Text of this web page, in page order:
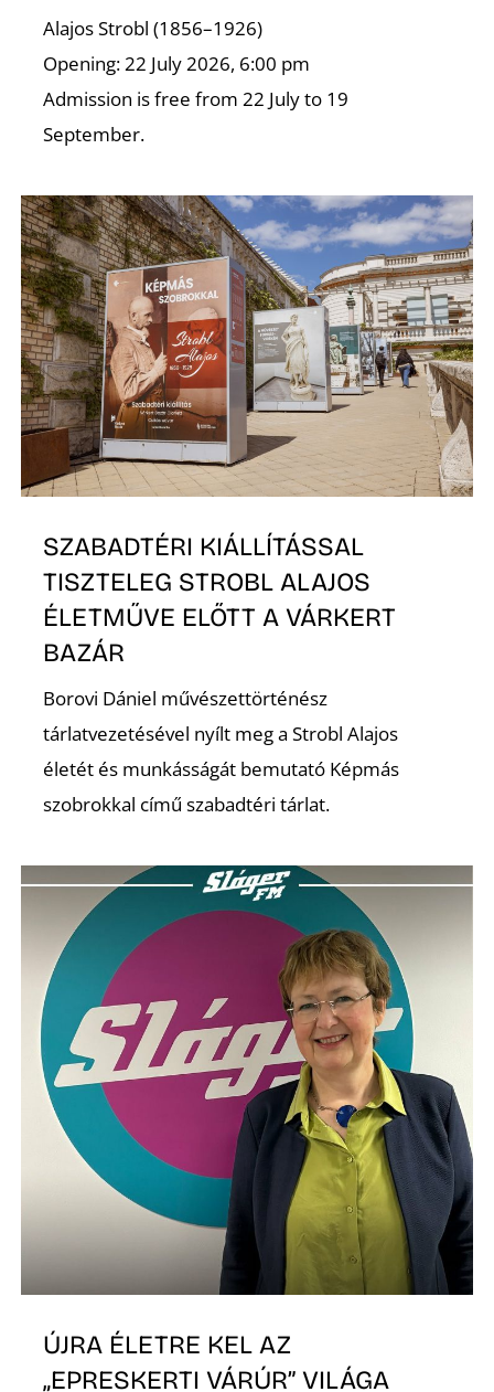
Alajos Strobl (1856–1926)
Opening: 22 July 2026, 6:00 pm
Admission is free from 22 July to 19
September.
SZABADTÉRI KIÁLLÍTÁSSAL
TISZTELEG STROBL ALAJOS
ÉLETMŰVE ELŐTT A VÁRKERT
BAZÁR
Borovi Dániel művészettörténész
tárlatvezetésével nyílt meg a Strobl Alajos
életét és munkásságát bemutató Képmás
szobrokkal című szabadtéri tárlat.
ÚJRA ÉLETRE KEL AZ
„EPRESKERTI VÁRÚR” VILÁGA